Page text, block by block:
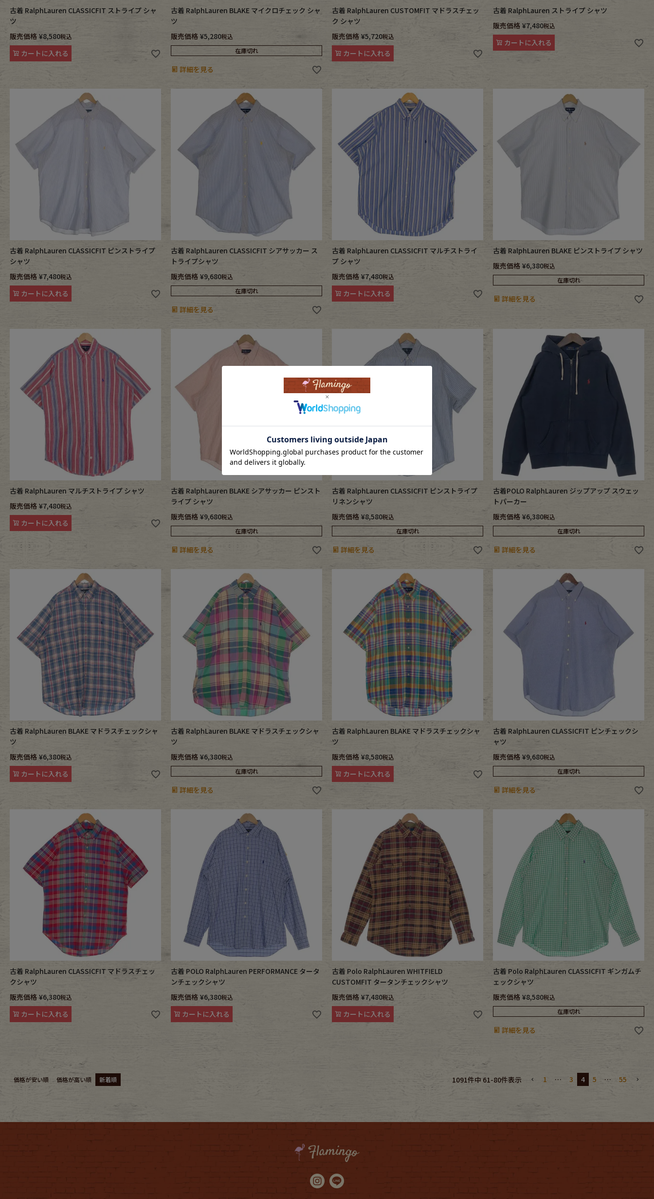
Cap
Bag
Belt antique goods
vintage bicycle
FAFATT
古着 RalphLauren CLASSICFIT ストライプ シャ
ツ
販売価格 ¥8,580税込
カートに入れる
古着 RalphLauren BLAKE マイクロチェック シャ
ツ
販売価格 ¥5,280税込
在庫切れ
詳細を見る
古着 RalphLauren CUSTOMFIT マドラスチェッ
ク シャツ
販売価格 ¥5,720税込
カートに入れる
古着 RalphLauren ストライプ シャツ
販売価格 ¥7,480税込
カートに入れる
古着 RalphLauren CLASSICFIT ピンストライプ
シャツ
販売価格 ¥7,480税込
カートに入れる
古着 RalphLauren CLASSICFIT シアサッカー ス
トライプシャツ
販売価格 ¥9,680税込
在庫切れ
詳細を見る
古着 RalphLauren CLASSICFIT マルチストライ
プ シャツ
販売価格 ¥7,480税込
カートに入れる
古着 RalphLauren BLAKE ピンストライプ シャツ
販売価格 ¥6,380税込
在庫切れ
詳細を見る
古着 RalphLauren マルチストライプ シャツ
販売価格 ¥7,480税込
カートに入れる
古着 RalphLauren BLAKE シアサッカー ピンスト
ライプ シャツ
販売価格 ¥9,680税込
在庫切れ
詳細を見る
古着 RalphLauren CLASSICFIT ピンストライプ
リネンシャツ
販売価格 ¥8,580税込
在庫切れ
詳細を見る
古着POLO RalphLauren ジップアップ スウェッ
トパーカー
販売価格 ¥6,380税込
在庫切れ
詳細を見る
古着 RalphLauren BLAKE マドラスチェックシャ
ツ
販売価格 ¥6,380税込
カートに入れる
古着 RalphLauren BLAKE マドラスチェックシャ
ツ
販売価格 ¥6,380税込
在庫切れ
詳細を見る
古着 RalphLauren BLAKE マドラスチェックシャ
ツ
販売価格 ¥8,580税込
カートに入れる
古着 RalphLauren CLASSICFIT ピンチェックシ
ャツ
販売価格 ¥9,680税込
在庫切れ
詳細を見る
古着 RalphLauren CLASSICFIT マドラスチェッ
クシャツ
販売価格 ¥6,380税込
カートに入れる
古着 POLO RalphLauren PERFORMANCE タータ
ンチェックシャツ
販売価格 ¥6,380税込
カートに入れる
古着 Polo RalphLauren WHITFIELD
CUSTOMFIT タータンチェックシャツ
販売価格 ¥7,480税込
カートに入れる
古着 Polo RalphLauren CLASSICFIT ギンガムチ
ェックシャツ
販売価格 ¥8,580税込
在庫切れ
詳細を見る
価格が安い順 価格が高い順 新着順 1091件中 61-80件表示 1 … 3 4 5 … 55